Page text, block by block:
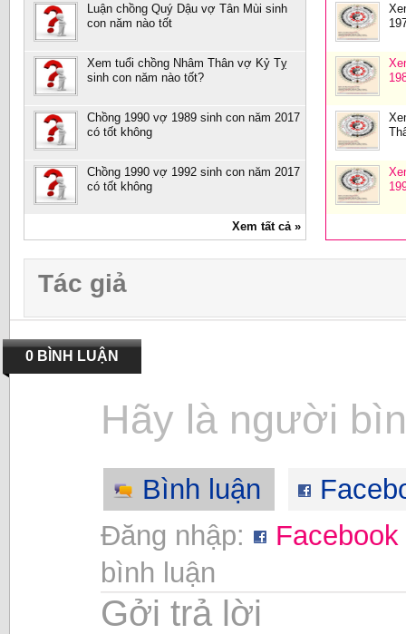
Luận chồng Quý Dậu vợ Tân Mùi sinh
con năm nào tốt
Xem tuổi chồng Nhâm Thân vợ Kỷ Tỵ
sinh con năm nào tốt?
Chồng 1990 vợ 1989 sinh con năm 2017
có tốt không
Chồng 1990 vợ 1992 sinh con năm 2017
có tốt không
Xem tất cả »
Tác giả
0 BÌNH LUẬN
Hãy là người
Bình luận
Đăng nhập:
Facebook
bình luận
Gởi trả lời